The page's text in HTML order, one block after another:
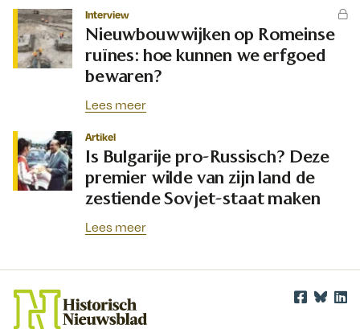
Interview
Nieuwbouwwijken op Romeinse
ruïnes: hoe kunnen we erfgoed
bewaren?
Lees meer
Artikel
Is Bulgarije pro-Russisch? Deze
premier wilde van zijn land de
zestiende Sovjet-staat maken
Lees meer